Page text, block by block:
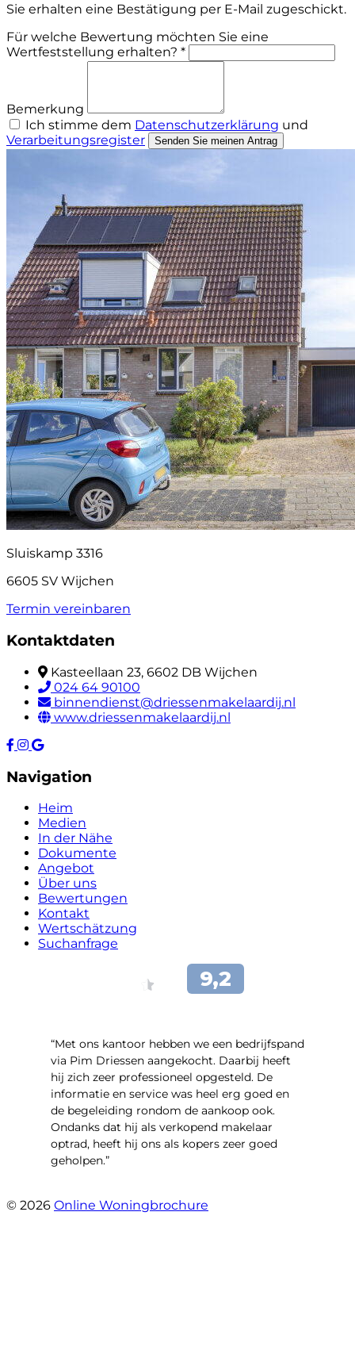
Sie erhalten eine Bestätigung per E-Mail zugeschickt.
Für welche Bewertung möchten Sie eine
Wertfeststellung erhalten? *
Bemerkung
Ich stimme dem Datenschutzerklärung und
Verarbeitungsregister
Senden Sie meinen Antrag
Sluiskamp 3316
6605 SV Wijchen
Termin vereinbaren
Kontaktdaten
Kasteellaan 23, 6602 DB Wijchen
024 64 90100
binnendienst@driessenmakelaardij.nl
www.driessenmakelaardij.nl
Navigation
Heim
Medien
In der Nähe
Dokumente
Angebot
Über uns
Bewertungen
Kontakt
Wertschätzung
Suchanfrage
“Met ons kantoor hebben we een bedrijfspand
via Pim Driessen aangekocht. Daarbij heeft
hij zich zeer professioneel opgesteld. De
informatie en service was heel erg goed en
de begeleiding rondom de aankoop ook.
Ondanks dat hij als verkopend makelaar
optrad, heeft hij ons als kopers zeer goed
geholpen.”
© 2026 Online Woningbrochure